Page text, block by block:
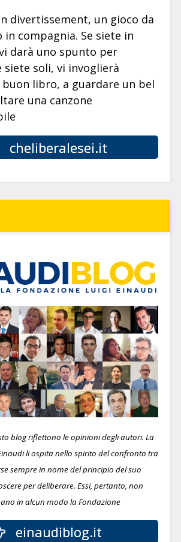
divertissement, un gioco da
in compagnia. Se siete in
darà uno spunto per
siete soli, vi invoglierà
buon libro, a guardare un bel
una canzone
cheliberalesei.it
blog riflettono le opinioni degli autori. La
li ospita nello spirito del confronto tra
sempre in nome del principio del suo
per deliberare. Essi, pertanto, non
in alcun modo la Fondazione
einaudiblog.it